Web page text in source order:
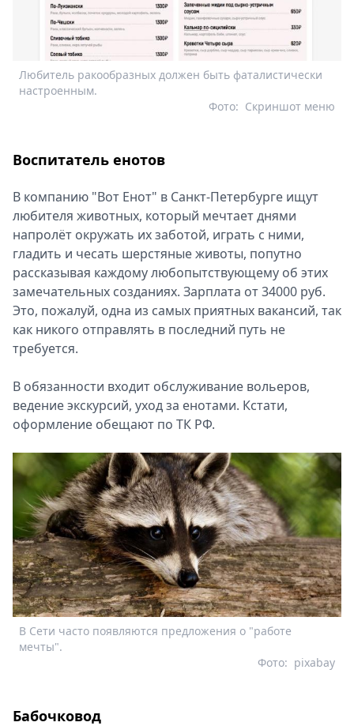
Любитель ракообразных должен быть фаталистически
настроенным.
Скриншот меню
Фото:
Воспитатель енотов
В компанию "Вот Енот" в Санкт-Петербурге ищут
любителя животных, который мечтает днями
напролёт окружать их заботой, играть с ними,
гладить и чесать шерстяные животы, попутно
рассказывая каждому любопытствующему об этих
замечательных созданиях. Зарплата от 34000 руб.
Это, пожалуй, одна из самых приятных вакансий, так
как никого отправлять в последний путь не
требуется.
В обязанности входит обслуживание вольеров,
ведение экскурсий, уход за енотами. Кстати,
оформление обещают по ТК РФ.
В Сети часто появляются предложения о "работе
мечты".
pixabay
Фото:
Бабочковод